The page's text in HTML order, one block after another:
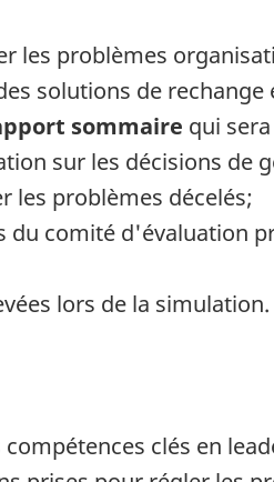
les problèmes
solutions de
sommaire qui
sur les décisions de
les problèmes décelés;
du comité d'évaluation
lors de la simulation.
clés en